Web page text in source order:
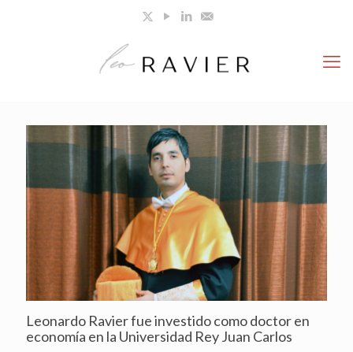
Leonardo Ravier fue investido como doctor en
economía en la Universidad Rey Juan Carlos